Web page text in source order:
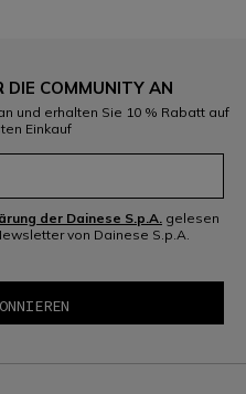
DIE COMMUNITY AN
und erhalten Sie 10 % Rabatt auf
Einkauf
der Dainese S.p.A. gelesen
von Dainese S.p.A.